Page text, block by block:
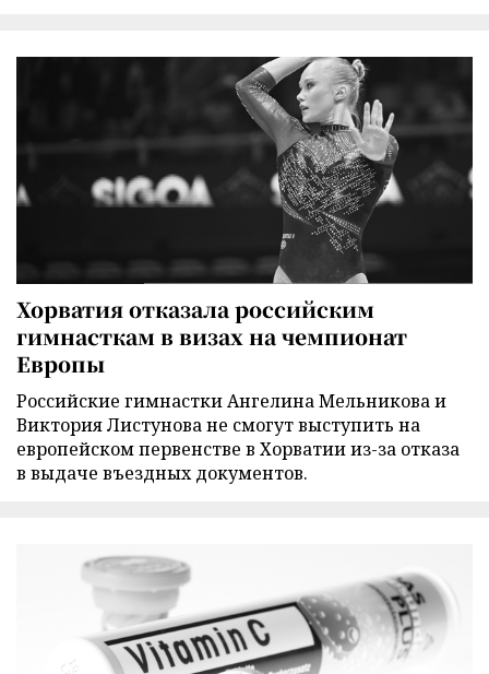
Хорватия отказала российским
гимнасткам в визах на чемпионат
Европы
Российские гимнастки Ангелина Мельникова и
Виктория Листунова не смогут выступить на
европейском первенстве в Хорватии из-за отказа
в выдаче въездных документов.